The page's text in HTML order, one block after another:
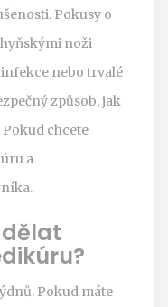
Pokusy o
noži
nebo trvalé
způsob, jak
chcete
a
Pokud máte